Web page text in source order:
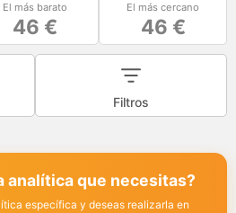
El más barato
46 €
El más cercano
46 €
Filtros
analítica que necesitas?
específica y deseas realizarla en